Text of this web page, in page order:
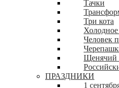
Тачки
Три кота
Холодное
Человек
Щенячий
ПРАЗДНИКИ
1